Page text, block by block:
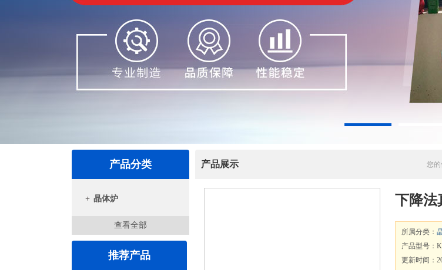
产品分类
+ 晶体炉
查看全部
推荐产品
产品展示 您的
下降法
所属分类：
产品型号：
更新时间：